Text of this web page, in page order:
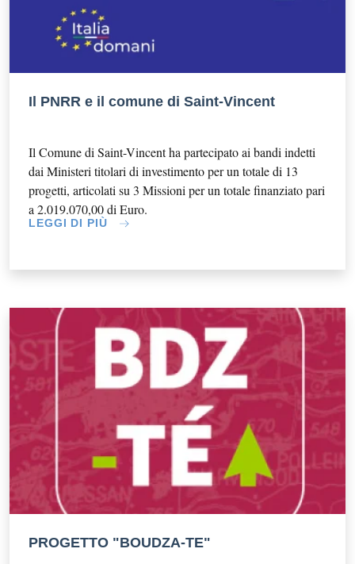
Il PNRR e il comune di Saint-Vincent
Il Comune di Saint-Vincent ha partecipato ai bandi indetti
dai Ministeri titolari di investimento per un totale di 13
progetti, articolati su 3 Missioni per un totale finanziato pari
a 2.019.070,00 di Euro.
LEGGI DI PIÙ
PROGETTO "BOUDZA-TE"